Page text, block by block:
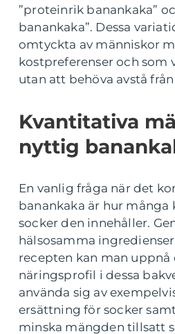
”proteinrik banankaka”
banankaka”. Dessa
omtyckta av människor
kostpreferenser och som
utan att behöva avstå
Kvantitativa
nyttig
En vanlig fråga när det
banankaka är hur många
socker den innehåller.
hälsosamma
recepten kan man uppnå
näringsprofil i dessa
använda sig av
ersättning för socker
minska mängden tillsatt